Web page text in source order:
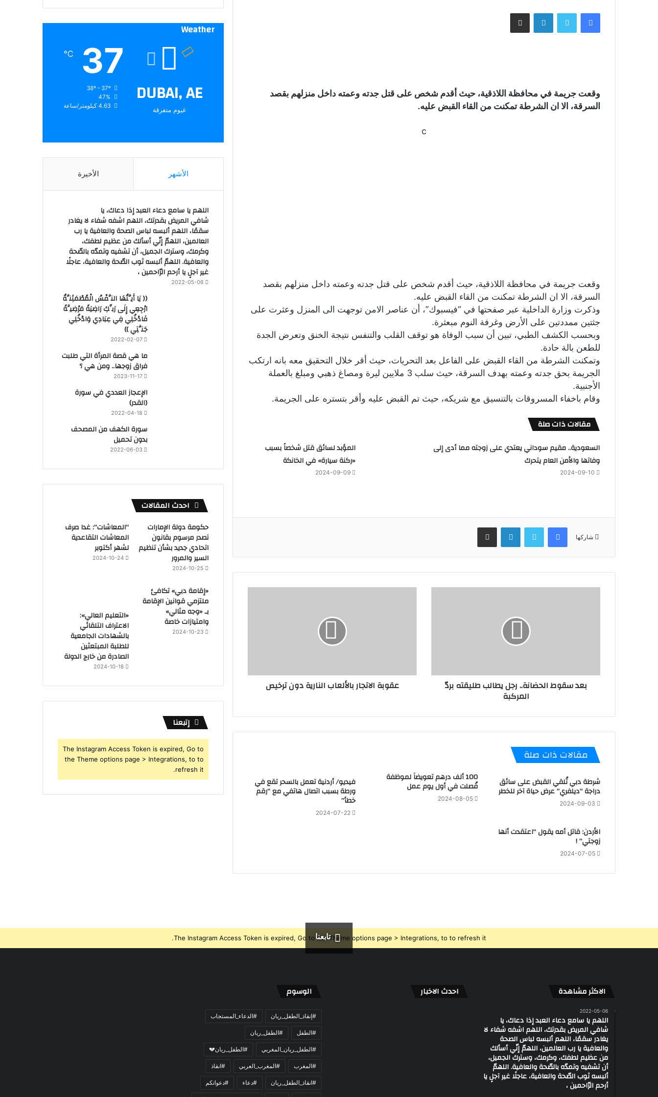
فيسبوك تويتر لينكدإن مشاركة عبر البريد
وقعت جريمة في محافظة اللاذقية، حيث أقدم شخص على قتل جدته وعمته داخل منزلهم بقصد
السرقة، الا ان الشرطة تمكنت من القاء القبض عليه.
c
وقعت جريمة في محافظة اللاذقية، حيث أقدم شخص على قتل جدته وعمته داخل منزلهم بقصد
السرقة، الا ان الشرطة تمكنت من القاء القبض عليه.
وذكرت وزارة الداخلية عبر صفحتها في “فيسبوك”، أن عناصر الامن توجهت الى المنزل وعثرت على
جثتين ممددتين على الأرض وغرفة النوم مبعثرة.
وبحسب الكشف الطبي، تبين أن سبب الوفاة هو توقف القلب والتنفس نتيجة الخنق وتعرض الجدة
للطعن بالة حادة.
وتمكنت الشرطة من القاء القبض على الفاعل بعد التحريات، حيث أقر خلال التحقيق معه بانه ارتكب
الجريمة بحق جدته وعمته بهدف السرقة، حيث سلب 3 ملايين ليرة ومصاغ ذهبي ومبلغ بالعملة
الأجنبية.
وقام باخفاء المسروقات بالتنسيق مع شريكه، حيث تم القبض عليه وأقر بتستره على الجريمة.
مقالات ذات صلة
السعودية.. مقيم سوداني يعتدي على زوجته مما أدى إلى
وفاتها والأمن العام يتحرك
2024-09-10
المؤبد لسائق قتل شخصاً بسبب
«ركنة سيارة» في الخانكة
2024-09-09
شاركها
فيسبوك تويتر لينكدإن مشاركة عبر البريد
بعد سقوط الحضانة.. رجل يطالب طليقته بردّ
المركبة
عقوبة الاتجار بالألعاب النارية دون ترخيص
مقالات ذات صلة
شرطة دبي تُلقي القبض على سائق
دراجة “ديلفري” عرض حياة آخر للخطر
2024-09-03
100 ألف درهم تعويضاً لموظفة
فُصلت في أول يوم عمل
2024-08-05
فيديو/ أردنية تعمل بالسحر تقع في
ورطة بسبب اتصال هاتفي مع “رقم
خطأ”
2024-07-22
الأردن: قاتل أمه يقول “اعتقدت أنها
زوجتي” !
2024-07-05
Weather
DUBAI, AE
غيوم متفرقة
37
℃
38º - 37º
47%
4.63 كيلومتر/ساعة
الأشهر الأخيرة
اللهم يا سامع دعاء العبد إذا دعاك، يا
شافي المريض بقدرتك، اللهم اشفه شفاء لا يغادر
سقمًا، اللهم ألبسه لباس الصحة والعافية يا رب
العالمين، اللهمّ إنّي أسألك من عظيم لطفك،
وكرمك، وسترك الجميل، أن تشفيه وتمدّه بالصّحة
والعافية. اللهمّ ألبسه ثوب الصّحة والعافية، عاجلًا
غير آجلٍ يا أرحم الرّاحمين ،
2022-05-06
(( يَا أَيَّتُهَا النَّفْسُ الْمُطْمَئِنَّةُ
ارْجِعِي إِلَى رَبِّكِ رَاضِيَةً مَرْضِيَّةً
فَادْخُلِي فِي عِبَادِي وَادْخُلِي
جَنَّتِي ))
2022-02-07
ما هي قصة المرأة التي طلبت
فراق زوجها.. ومن هي ؟
2023-11-17
‏الإعجاز العددي في سورة
(القدر)
2022-04-18
سورة الكهف من المصحف
بدون تحميل
2022-06-03
احدث المقالات
حكومة دولة الإمارات
تصدر مرسوم بقانون
اتحادي جديد بشأن تنظيم
السير والمرور
2024-10-25
“المعاشات”: غدا صرف
المعاشات التقاعدية
لشهر أكتوبر
2024-10-24
«إقامة دبي» تكافئ
ملتزمي قوانين الإقامة
بـ «وجه مثالي»
وامتيازات خاصة
2024-10-23
«التعليم العالي»:
الاعتراف التلقائي
بالشهادات الجامعية
للطلبة المبتعثين
الصادرة من خارج الدولة
2024-10-18
إتبعنا
The Instagram Access Token is expired, Go to
the Theme options page > Integrations, to to
refresh it.
تابعنا
The Instagram Access Token is expired, Go to the Theme options page > Integrations, to to refresh it.
الاكثر مشاهدة
2022-05-06
اللهم يا سامع دعاء العبد إذا دعاك، يا
شافي المريض بقدرتك، اللهم اشفه شفاء لا
يغادر سقمًا، اللهم ألبسه لباس الصحة
والعافية يا رب العالمين، اللهمّ إنّي أسألك
من عظيم لطفك، وكرمك، وسترك الجميل،
أن تشفيه وتمدّه بالصّحة والعافية. اللهمّ
ألبسه ثوب الصّحة والعافية، عاجلًا غير آجلٍ يا
أرحم الرّاحمين ،
احدث الاخبار الوسوم
#إنقاذ_الطفل_ريان #الدعاء_المستجاب
#الطفل #الطفل_ريان
#الطفل_ريان_المغربي #الطفل_ريان💔
#المغرب #المغرب_العربي #انقاذ
#انقاذ_الطفل_ريان #دعاء #دعواتكم